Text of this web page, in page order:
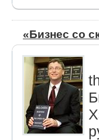
«Бизнес со